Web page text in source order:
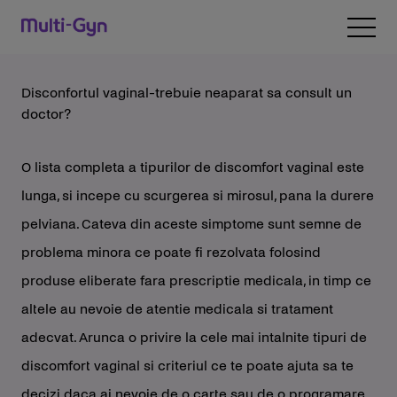
Disconfortul vaginal-trebuie neaparat sa consult un
doctor?
O lista completa a tipurilor de discomfort vaginal este
lunga, si incepe cu scurgerea si mirosul, pana la durere
pelviana. Cateva din aceste simptome sunt semne de
problema minora ce poate fi rezolvata folosind
produse eliberate fara prescriptie medicala, in timp ce
altele au nevoie de atentie medicala si tratament
adecvat. Arunca o privire la cele mai intalnite tipuri de
discomfort vaginal si criteriul ce te poate ajuta sa te
decizi daca ai nevoie de o carte sau de o programare